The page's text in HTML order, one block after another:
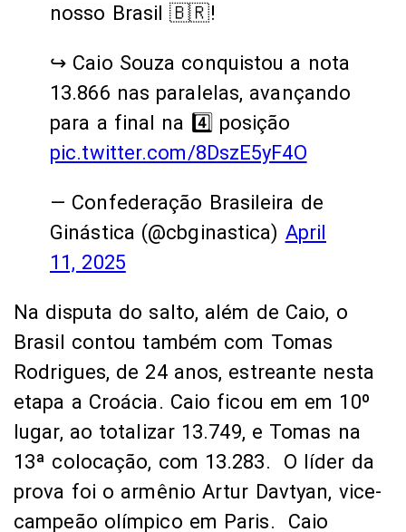
nosso Brasil 🇧🇷!
↪️ Caio Souza conquistou a nota
13.866 nas paralelas, avançando
para a final na 4️⃣ posição
pic.twitter.com/8DszE5yF4O
— Confederação Brasileira de
Ginástica (@cbginastica) April
11, 2025
Na disputa do salto, além de Caio, o
Brasil contou também com Tomas
Rodrigues, de 24 anos, estreante nesta
etapa a Croácia. Caio ficou em em 10º
lugar, ao totalizar 13.749, e Tomas na
13ª colocação, com 13.283. O líder da
prova foi o armênio Artur Davtyan, vice-
campeão olímpico em Paris. Caio